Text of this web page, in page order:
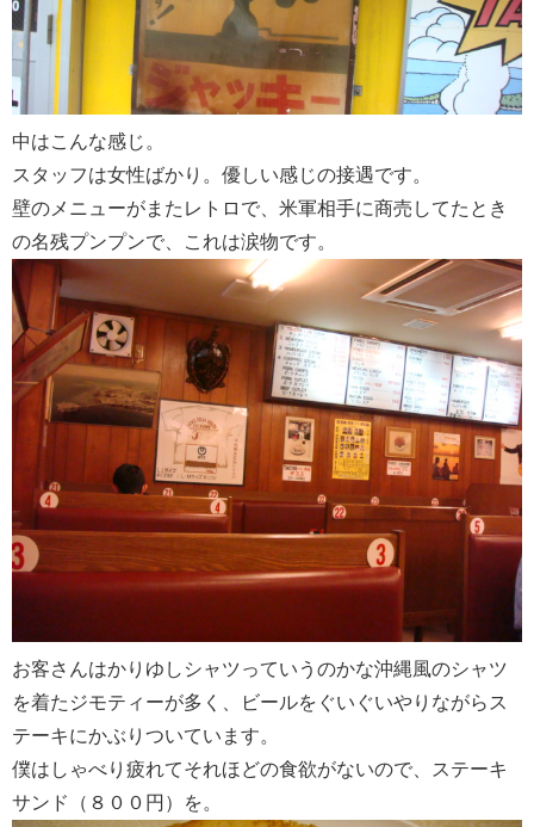
中はこんな感じ。
スタッフは女性ばかり。優しい感じの接遇です。
壁のメニューがまたレトロで、米軍相手に商売してたとき
の名残プンプンで、これは涙物です。
お客さんはかりゆしシャツっていうのかな沖縄風のシャツ
を着たジモティーが多く、ビールをぐいぐいやりながらス
テーキにかぶりついています。
僕はしゃべり疲れてそれほどの食欲がないので、ステーキ
サンド（８００円）を。